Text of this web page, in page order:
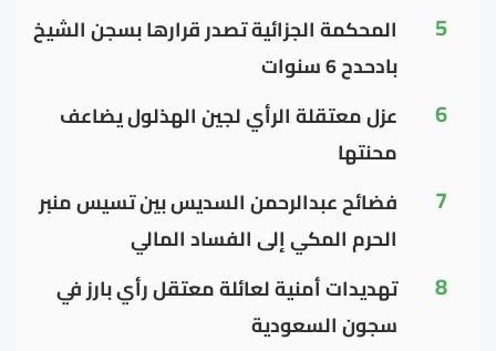
5
المحكمة الجزائية تصدر قرارها بسجن الشيخ
بادحدح 6 سنوات
6
عزل معتقلة الرأي لجين الهذلول يضاعف
محنتها
7
فضائح عبدالرحمن السديس بين تسيس منبر
الحرم المكي إلى الفساد المالي
8
تهديدات أمنية لعائلة معتقل رأي بارز في
سجون السعودية